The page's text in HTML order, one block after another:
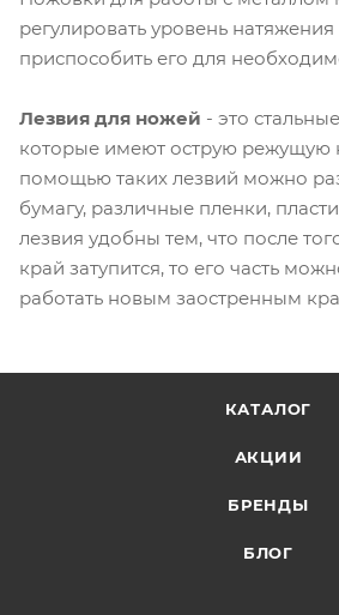
регулировать уровень
приспособить его для
Лезвия для ножей - это
которые имеют острую режущую
помощью таких лезвий можно
бумагу, различные пленки,
лезвия удобны тем, что после
край затупится, то его часть
работать новым заостренным
КАТАЛОГ
АКЦИИ
БРЕНДЫ
БЛОГ